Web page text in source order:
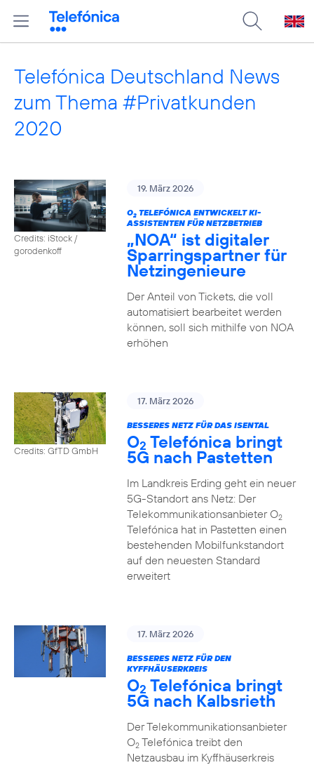
Telefónica Deutschland News
zum Thema #Privatkunden
2020
Credits: iStock /
gorodenkoff
19. März 2026
O2TELEFÓNICA ENTWICKELT KI-
ASSISTENTEN FÜR NETZBETRIEB
„NOA“ ist digitaler
Sparringspartner für
Netzingenieure
Der Anteil von Tickets, die voll
automatisiert bearbeitet werden
können, soll sich mithilfe von NOA
erhöhen
Credits: GfTD GmbH
17. März 2026
BESSERES NETZ FÜR DAS ISENTAL
O2 Telefónica bringt
5G nach Pastetten
Im Landkreis Erding geht ein neuer
5G-Standort ans Netz: Der
Telekommunikationsanbieter O2
Telefónica hat in Pastetten einen
bestehenden Mobilfunkstandort
auf den neuesten Standard
erweitert
17. März 2026
BESSERES NETZ FÜR DEN
KYFFHÄUSERKREIS
O2 Telefónica bringt
5G nach Kalbsrieth
Der Telekommunikationsanbieter
O2Telefónica treibt den
Netzausbau im Kyffhäuserkreis